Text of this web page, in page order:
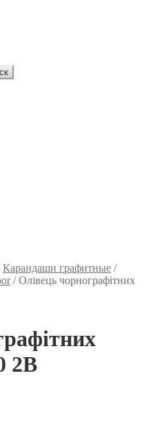
Карандаши графитные /
/Олівець чорнографітних
2B